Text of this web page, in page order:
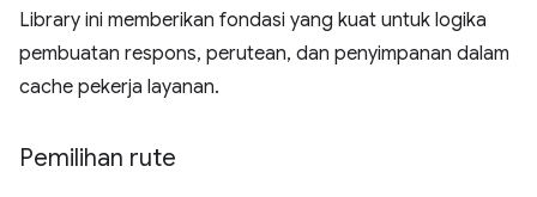
Library ini memberikan fondasi yang kuat untuk logika
pembuatan respons, perutean, dan penyimpanan dalam
cache pekerja layanan.
Pemilihan rute